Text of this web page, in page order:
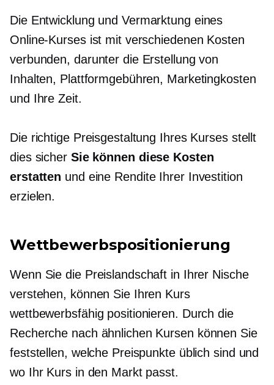
Die Entwicklung und Vermarktung eines
Online-Kurses ist mit verschiedenen Kosten
verbunden, darunter die Erstellung von
Inhalten, Plattformgebühren, Marketingkosten
und Ihre Zeit.
Die richtige Preisgestaltung Ihres Kurses stellt
dies sicher Sie können diese Kosten
erstatten und eine Rendite Ihrer Investition
erzielen.
Wettbewerbspositionierung
Wenn Sie die Preislandschaft in Ihrer Nische
verstehen, können Sie Ihren Kurs
wettbewerbsfähig positionieren. Durch die
Recherche nach ähnlichen Kursen können Sie
feststellen, welche Preispunkte üblich sind und
wo Ihr Kurs in den Markt passt.